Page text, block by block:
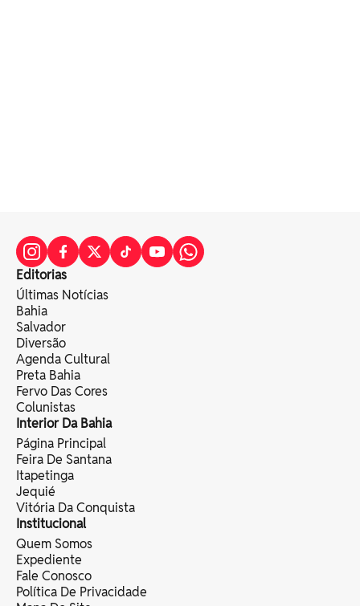
Editorias
Últimas Notícias
Bahia
Salvador
Diversão
Agenda Cultural
Preta Bahia
Fervo Das Cores
Colunistas
Interior Da Bahia
Página Principal
Feira De Santana
Itapetinga
Jequié
Vitória Da Conquista
Institucional
Quem Somos
Expediente
Fale Conosco
Política De Privacidade